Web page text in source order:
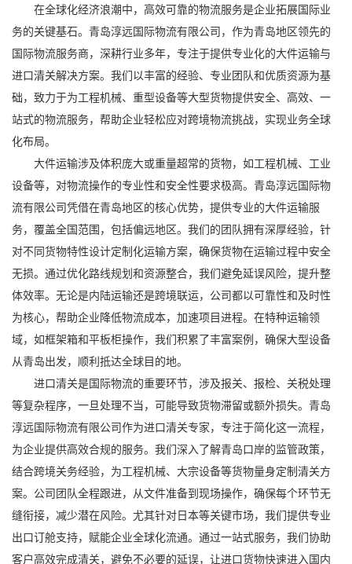
在全球化经济浪潮中，高效可靠的物流服务是企业拓展国际业
务的关键基石。青岛淳远国际物流有限公司，作为青岛地区领先的
国际物流服务商，深耕行业多年，专注于提供专业化的大件运输与
进口清关解决方案。我们以丰富的经验、专业团队和优质资源为基
础，致力于为工程机械、重型设备等大型货物提供安全、高效、一
站式的物流服务，帮助企业轻松应对跨境物流挑战，实现业务全球
化布局。
大件运输涉及体积庞大或重量超常的货物，如工程机械、工业
设备等，对物流操作的专业性和安全性要求极高。青岛淳远国际物
流有限公司凭借在青岛地区的核心优势，提供专业的大件运输服
务，覆盖全国范围，包括偏远地区。我们的团队拥有深厚经验，针
对不同货物特性设计定制化运输方案，确保货物在运输过程中安全
无损。通过优化路线规划和资源整合，我们避免延误风险，提升整
体效率。无论是内陆运输还是跨境联运，公司都以可靠性和及时性
为核心，帮助企业降低物流成本，加速项目进程。在特种运输领
域，如框架箱和平板柜操作，我们积累了丰富案例，确保大型设备
从青岛出发，顺利抵达全球目的地。
进口清关是国际物流的重要环节，涉及报关、报检、关税处理
等复杂程序，一旦处理不当，可能导致货物滞留或额外损失。青岛
淳远国际物流有限公司作为进口清关专家，专注于简化这一流程，
为企业提供高效合规的服务。我们深入了解青岛口岸的监管政策，
结合跨境关务经验，为工程机械、大宗设备等货物量身定制清关方
案。公司团队全程跟进，从文件准备到现场操作，确保每个环节无
缝衔接，减少潜在风险。尤其针对日本等关键市场，我们提供专业
出口订舱支持，赋能企业全球化流通。通过一站式服务，我们协助
客户高效完成清关，避免不必要的延误，让进口货物快速进入国内